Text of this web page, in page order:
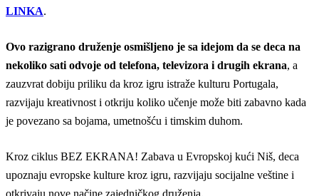
LINKA.
Ovo razigrano druženje osmišljeno je sa idejom da se deca na
nekoliko sati odvoje od telefona, televizora i drugih ekrana, a
zauzvrat dobiju priliku da kroz igru istraže kulturu Portugala,
razvijaju kreativnost i otkriju koliko učenje može biti zabavno kada
je povezano sa bojama, umetnošću i timskim duhom.
Kroz ciklus BEZ EKRANA! Zabava u Evropskoj kući Niš, deca
upoznaju evropske kulture kroz igru, razvijaju socijalne veštine i
otkrivaju nove načine zajedničkog druženja.